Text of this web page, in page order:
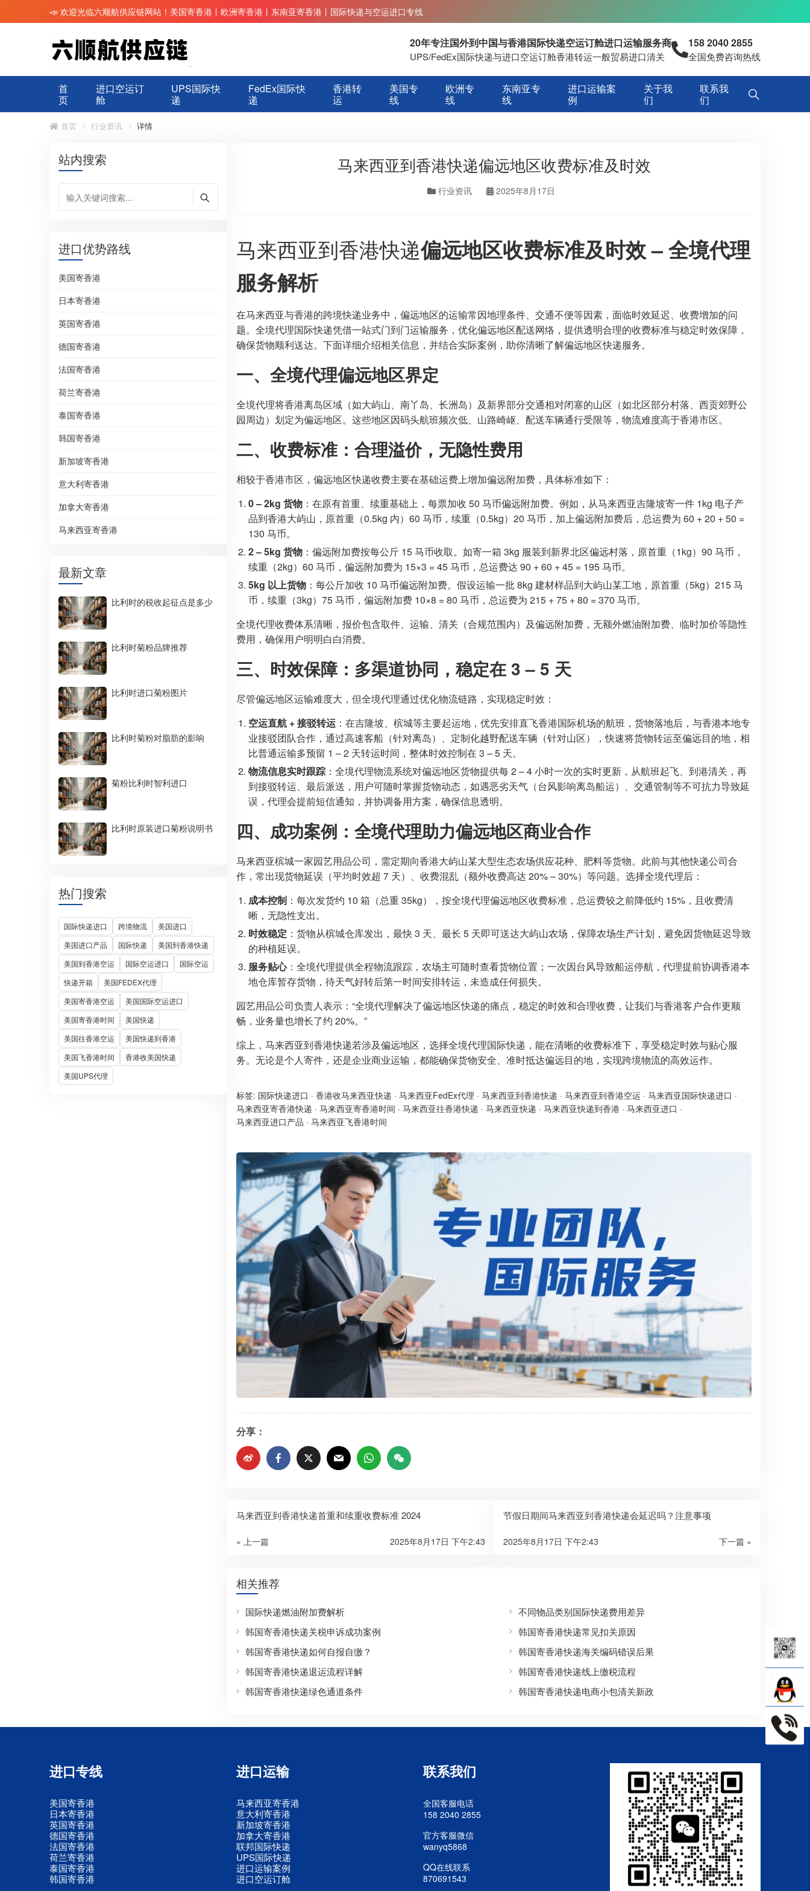
📣 欢迎光临六顺航供应链网站！美国寄香港丨欧洲寄香港丨东南亚寄香港丨国际快递与空运进口专线
20年专注国外到中国与香港国际快递空运订舱进口运输服务商
UPS/FedEx国际快递与进口空运订舱香港转运一般贸易进口清关
158 2040 2855
全国免费咨询热线
首
页
进口空运订
舱
UPS国际快
递
FedEx国际快
递
香港转
运
美国专
线
欧洲专
线
东南亚专
线
进口运输案
例
关于我
们
联系我
们
首页 行业资讯 详情
站内搜索
进口优势路线
美国寄香港
日本寄香港
英国寄香港
德国寄香港
法国寄香港
荷兰寄香港
泰国寄香港
韩国寄香港
新加坡寄香港
意大利寄香港
加拿大寄香港
马来西亚寄香港
最新文章
比利时的税收起征点是多少
比利时菊粉品牌推荐
比利时进口菊粉图片
比利时菊粉对脂肪的影响
菊粉比利时智利进口
比利时原装进口菊粉说明书
热门搜索
国际快递进口 跨境物流
美国进口
美国进口产品
国际快递
美国到香港快递
美国到香港空运
国际空运进口
国际空运
快递开箱
美国FEDEX代理
美国寄香港空运
美国国际空运进口
美国寄香港时间
美国快递
美国往香港空运
美国快递到香港
美国飞香港时间
香港收美国快递
美国UPS代理
马来西亚到香港快递偏远地区收费标准及时效
行业资讯 2025年8月17日
马来西亚到香港快递偏远地区收费标准及时效 – 全境代理
服务解析
在马来西亚与香港的跨境快递业务中，偏远地区的运输常因地理条件、交通不便等因素，面临时效延迟、收费增加的问
题。全境代理国际快递凭借一站式门到门运输服务，优化偏远地区配送网络，提供透明合理的收费标准与稳定时效保障，
确保货物顺利送达。下面详细介绍相关信息，并结合实际案例，助你清晰了解偏远地区快递服务。
一、全境代理偏远地区界定
全境代理将香港离岛区域（如大屿山、南丫岛、长洲岛）及新界部分交通相对闭塞的山区（如北区部分村落、西贡郊野公
园周边）划定为偏远地区。这些地区因码头航班频次低、山路崎岖、配送车辆通行受限等，物流难度高于香港市区。
二、收费标准：合理溢价，无隐性费用
相较于香港市区，偏远地区快递收费主要在基础运费上增加偏远附加费，具体标准如下：
0 – 2kg 货物 ：在原有首重、续重基础上，每票加收 50 马币偏远附加费。例如，从马来西亚吉隆坡寄一件 1kg 电子产
品到香港大屿山，原首重（0.5kg 内）60 马币，续重（0.5kg）20 马币，加上偏远附加费后，总运费为 60 + 20 + 50 =
130 马币。
2 – 5kg 货物 ：偏远附加费按每公斤 15 马币收取。如寄一箱 3kg 服装到新界北区偏远村落，原首重（1kg）90 马币，
续重（2kg）60 马币，偏远附加费为 15×3 = 45 马币，总运费达 90 + 60 + 45 = 195 马币。
5kg 以上货物 ：每公斤加收 10 马币偏远附加费。假设运输一批 8kg 建材样品到大屿山某工地，原首重（5kg）215 马
币，续重（3kg）75 马币，偏远附加费 10×8 = 80 马币，总运费为 215 + 75 + 80 = 370 马币。
全境代理收费体系清晰，报价包含取件、运输、清关（合规范围内）及偏远附加费，无额外燃油附加费、临时加价等隐性
费用，确保用户明明白白消费。
三、时效保障：多渠道协同，稳定在 3 – 5 天
尽管偏远地区运输难度大，但全境代理通过优化物流链路，实现稳定时效：
空运直航 + 接驳转运 ：在吉隆坡、槟城等主要起运地，优先安排直飞香港国际机场的航班，货物落地后，与香港本地专
业接驳团队合作，通过高速客船（针对离岛）、定制化越野配送车辆（针对山区），快速将货物转运至偏远目的地，相
比普通运输多预留 1 – 2 天转运时间，整体时效控制在 3 – 5 天。
物流信息实时跟踪 ：全境代理物流系统对偏远地区货物提供每 2 – 4 小时一次的实时更新，从航班起飞、到港清关，再
到接驳转运、最后派送，用户可随时掌握货物动态，如遇恶劣天气（台风影响离岛船运）、交通管制等不可抗力导致延
误，代理会提前短信通知，并协调备用方案，确保信息透明。
四、成功案例：全境代理助力偏远地区商业合作
马来西亚槟城一家园艺用品公司，需定期向香港大屿山某大型生态农场供应花种、肥料等货物。此前与其他快递公司合
作，常出现货物延误（平均时效超 7 天）、收费混乱（额外收费高达 20% – 30%）等问题。选择全境代理后：
成本控制 ：每次发货约 10 箱（总重 35kg），按全境代理偏远地区收费标准，总运费较之前降低约 15%，且收费清
晰，无隐性支出。
时效稳定 ：货物从槟城仓库发出，最快 3 天、最长 5 天即可送达大屿山农场，保障农场生产计划，避免因货物延迟导致
的种植延误。
服务贴心：全境代理提供全程物流跟踪，农场主可随时查看货物位置；一次因台风导致船运停航，代理提前协调香港本
地仓库暂存货物，待天气好转后第一时间安排转运，未造成任何损失。
园艺用品公司负责人表示：“全境代理解决了偏远地区快递的痛点，稳定的时效和合理收费，让我们与香港客户合作更顺
畅，业务量也增长了约 20%。”
综上，马来西亚到香港快递若涉及偏远地区，选择全境代理国际快递，能在清晰的收费标准下，享受稳定时效与贴心服
务。无论是个人寄件，还是企业商业运输，都能确保货物安全、准时抵达偏远目的地，实现跨境物流的高效运作。
标签: 国际快递进口 · 香港收马来西亚快递 · 马来西亚FedEx代理 · 马来西亚到香港快递 · 马来西亚到香港空运 · 马来西亚国际快递进口 ·
马来西亚寄香港快递 · 马来西亚寄香港时间 · 马来西亚往香港快递 · 马来西亚快递 · 马来西亚快递到香港 · 马来西亚进口 ·
马来西亚进口产品 · 马来西亚飞香港时间
分享：
马来西亚到香港快递首重和续重收费标准 2024
« 上一篇 2025年8月17日 下午2:43
节假日期间马来西亚到香港快递会延迟吗？注意事项
下一篇 »
2025年8月17日 下午2:43
相关推荐
国际快递燃油附加费解析
不同物品类别国际快递费用差异
韩国寄香港快递关税申诉成功案例
韩国寄香港快递常见扣关原因
韩国寄香港快递如何自报自缴？
韩国寄香港快递海关编码错误后果
韩国寄香港快递退运流程详解
韩国寄香港快递线上缴税流程
韩国寄香港快递绿色通道条件
韩国寄香港快递电商小包清关新政
进口专线
美国寄香港
日本寄香港
英国寄香港
德国寄香港
法国寄香港
荷兰寄香港
泰国寄香港
韩国寄香港
进口运输
马来西亚寄香港
意大利寄香港
新加坡寄香港
加拿大寄香港
联邦国际快递
UPS国际快递
进口运输案例
进口空运订舱
联系我们
全国客服电话
158 2040 2855
官方客服微信
wanyq5868
QQ在线联系
870691543